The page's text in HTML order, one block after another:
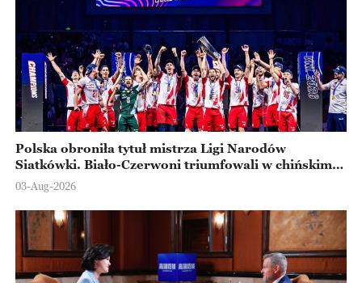
Polska obroniła tytuł mistrza Ligi Narodów
Siatkówki. Biało-Czerwoni triumfowali w chińskim
Ningbo
03-Aug-2026